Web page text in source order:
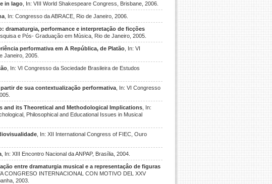
in Iago , In: VIII World Shakespeare Congress, Brisbane, 2006.
, In: Congresso da ABRACE, Rio de Janeiro, 2006.
dramaturgia, performance e interpretação de ficções
e Pós- Graduação em Mùsica, Rio de Janeiro, 2005.
performativa em A República, de Platão , In: VI
Janeiro, 2005.
, In: VI Congresso da Sociedade Brasileira de Estudos
de sua contextualização performativa , In: VI Congresso
and its Theoretical and Methodological Implications , In:
Philosophical and Educational Issues in Musical
, In: XII International Congress of FIEC, Ouro
, In: XIII Encontro Nacional da ANPAP, Brasília, 2004.
entre dramaturgia musical e a representaçâo de figuras
CONGRESO INTERNACIONAL CON MOTIVO DEL XXV
2003.